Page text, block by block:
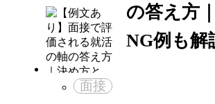
の答え方
NG例も解
面接